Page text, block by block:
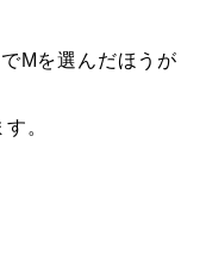
Mを選んだほうが
。